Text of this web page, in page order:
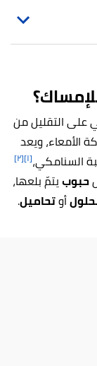
على التقليل من
الأمعاء، ويعد
السنامكي،[١] [٢]
حبوبيتمّ بلعها،
أوتحاميل.